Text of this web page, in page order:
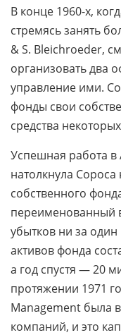
В конце 1960-х,
стремясь занять
& S. Bleichroeder,
организовать два
управление ими.
фонды свои
средства
Успешная работа
натолкнула
собственного
переименованный
убытков ни за один
активов фонда
а год спустя — 20
протяжении 1971
Management была
компаний, и это